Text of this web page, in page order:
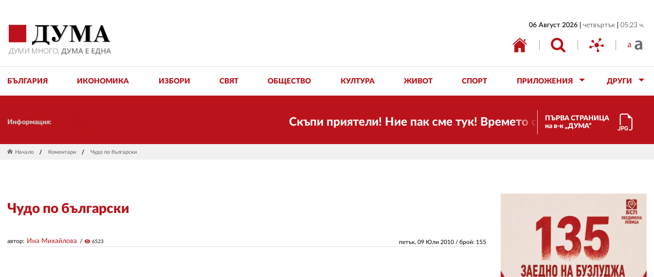
06 Август 2026 четвъртък 05:23 ч.
БЪЛГАРИЯ ИКОНОМИКА ИЗБОРИ СВЯТ ОБЩЕСТВО КУЛТУРА ЖИВОТ СПОРТ ПРИЛОЖЕНИЯ ДРУГИ
Информация: Скъпи приятели! Ние пак сме тук! Времето се променя и налага
ПЪРВА СТРАНИЦА
на в-к „ДУМА“
Начало Коментари Чудо по български
Чудо по български
петък, 09 Юли 2010 / брой: 155
автор: Ина Михайлова visibility 6523
ИКОНОМИКА
ОБЩЕСТВО
АВТОРИ